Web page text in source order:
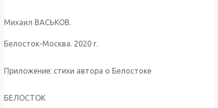
Михаил ВАСЬКОВ.
Белосток-Москва. 2020 г.
Приложение: стихи автора о Белостоке
БЕЛОСТОК